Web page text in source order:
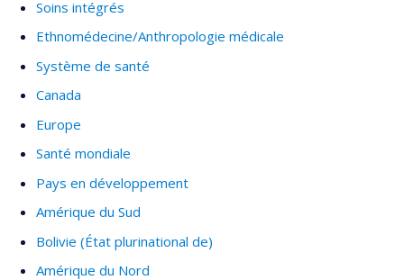
Soins intégrés
Ethnomédecine/Anthropologie médicale
Système de santé
Canada
Europe
Santé mondiale
Pays en développement
Amérique du Sud
Bolivie (État plurinational de)
Amérique du Nord